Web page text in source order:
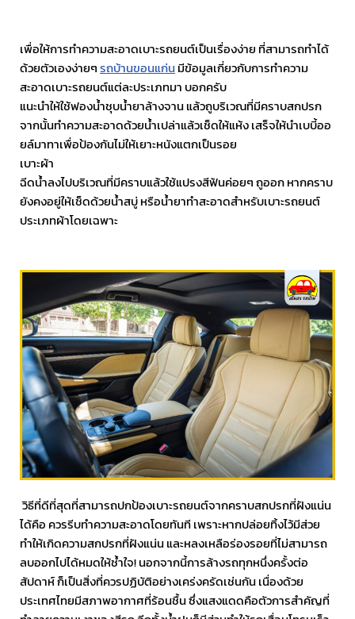
เพื่อให้การทำความสะอาดเบาะรถยนต์เป็นเรื่องง่าย ที่สามารถทำได้
ด้วยตัวเองง่ายๆรถบ้านขอนแก่น มีข้อมูลเกี่ยวกับการทำความ
สะอาดเบาะรถยนต์แต่ละประเภทมา บอกครับ
แนะนำให้ใช้ฟองน้ำชุบน้ำยาล้างจาน แล้วถูบริเวณที่มีคราบสกปรก
จากนั้นทำความสะอาดด้วยน้ำเปล่าแล้วเช็ดให้แห้ง เสร็จให้นำเบบี้ออ
ยล์มาทาเพื่อป้องกันไม่ให้เยาะหนังแตกเป็นรอย
เบาะผ้า
ฉีดน้ำลงไปบริเวณที่มีคราบแล้วใช้แปรงสีฟันค่อยๆ ถูออก หากคราบ
ยังคงอยู่ให้เช็ดด้วยน้ำสบู่ หรือน้ำยาทำสะอาดสำหรับเบาะรถยนต์
ประเภทผ้าโดยเฉพาะ
วิธีที่ดีที่สุดที่สามารถปกป้องเบาะรถยนต์จากคราบสกปรกที่ฝังแน่น
ได้คือ ควรรีบทำความสะอาดโดยทันที เพราะหากปล่อยทิ้งไว้มีส่วย
ทำให้เกิดความสกปรกที่ฝังแน่น และหลงเหลือร่องรอยที่ไม่สามารถ
ลบออกไปได้หมดให้ช้ำใจ! นอกจากนี้การล้างรถทุกหนึ่งครั้งต่อ
สัปดาห์ ก็เป็นสิ่งที่ควรปฏิบัติอย่างเคร่งครัดเช่นกัน เนื่องด้วย
ประเทศไทยมีสภาพอากาศที่ร้อนชื้น ซึ่งแสงแดดคือตัวการสำคัญที่